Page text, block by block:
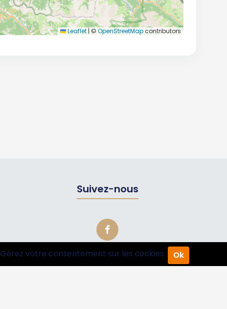
Leaflet | © OpenStreetMapcontributors
Suivez-nous
Gérez votre consentement sur les cookies. Ok